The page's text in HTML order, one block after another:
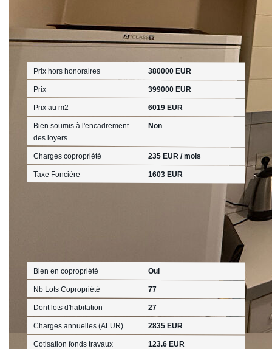
Aspects financiers
Prix hors honoraires 380000 EUR
Prix 399000 EUR
Prix au m2 6019 EUR
Bien soumis à l'encadrement
des loyers
Non
Charges copropriété 235 EUR / mois
Taxe Foncière 1603 EUR
Bien en copropriété Oui
Nb Lots Copropriété 77
Dont lots d'habitation 27
Charges annuelles (ALUR) 2835 EUR
Cotisation fonds travaux 123.6 EUR